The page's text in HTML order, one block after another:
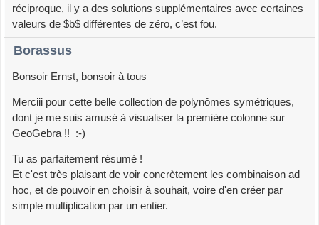
réciproque, il y a des solutions supplémentaires avec certaines
valeurs de $b$ différentes de zéro, c’est fou.
Borassus
Bonsoir Ernst, bonsoir à tous
Merciii pour cette belle collection de polynômes symétriques,
dont je me suis amusé à visualiser la première colonne sur
GeoGebra !! :-)
Tu as parfaitement résumé !
Et c'est très plaisant de voir concrètement les combinaison ad
hoc, et de pouvoir en choisir à souhait, voire d'en créer par
simple multiplication par un entier.